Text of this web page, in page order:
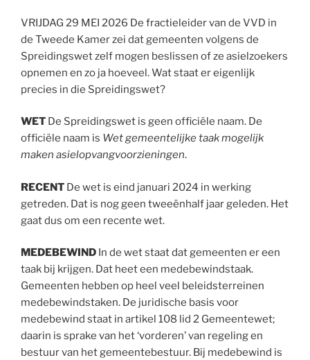
VRIJDAG 29 MEI 2026 De fractieleider van de VVD in
de Tweede Kamer zei dat gemeenten volgens de
Spreidingswet zelf mogen beslissen of ze asielzoekers
opnemen en zo ja hoeveel. Wat staat er eigenlijk
precies in die Spreidingswet?
WET De Spreidingswet is geen officiële naam. De
officiële naam is Wet gemeentelijke taak mogelijk
maken asielopvangvoorzieningen.
RECENT De wet is eind januari 2024 in werking
getreden. Dat is nog geen tweeënhalf jaar geleden. Het
gaat dus om een recente wet.
MEDEBEWIND In de wet staat dat gemeenten er een
taak bij krijgen. Dat heet een medebewindstaak.
Gemeenten hebben op heel veel beleidsterreinen
medebewindstaken. De juridische basis voor
medebewind staat in artikel 108 lid 2 Gemeentewet;
daarin is sprake van het ‘vorderen’ van regeling en
bestuur van het gemeentebestuur. Bij medebewind is